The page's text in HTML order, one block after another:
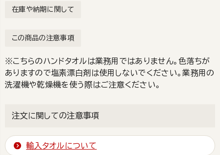
在庫や納期に関して
この商品の注意事項
※こちらのハンドタオルは業務用ではありません。色落ちが
ありますので塩素漂白剤は使用しないでください。業務用の
洗濯機や乾燥機を使う際はご注意ください。
注文に関しての注意事項
輸入タオルについて